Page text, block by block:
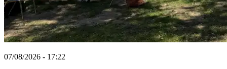
07/08/2026 - 17:22